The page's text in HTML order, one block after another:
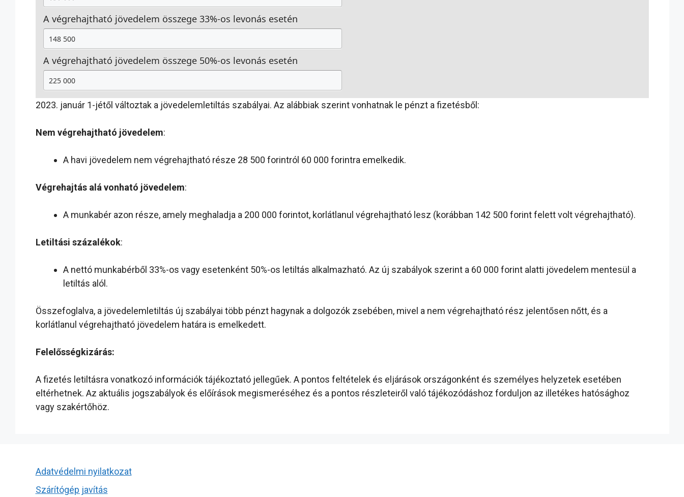
A végrehajtható jövedelem összege 33%-os levonás esetén
A végrehajtható jövedelem összege 50%-os levonás esetén
2023. január 1-jétől változtak a jövedelemletiltás szabályai. Az alábbiak szerint vonhatnak le pénzt a fizetésből:
Nem végrehajtható jövedelem:
A havi jövedelem nem végrehajtható része 28 500 forintról 60 000 forintra emelkedik.
Végrehajtás alá vonható jövedelem:
A munkabér azon része, amely meghaladja a 200 000 forintot, korlátlanul végrehajtható lesz (korábban 142 500 forint felett volt végrehajtható).
Letiltási százalékok:
A nettó munkabérből 33%-os vagy esetenként 50%-os letiltás alkalmazható. Az új szabályok szerint a 60 000 forint alatti jövedelem mentesül a
letiltás alól.
Összefoglalva, a jövedelemletiltás új szabályai több pénzt hagynak a dolgozók zsebében, mivel a nem végrehajtható rész jelentősen nőtt, és a
korlátlanul végrehajtható jövedelem határa is emelkedett.
Felelősségkizárás:
A fizetés letiltásra vonatkozó információk tájékoztató jellegűek. A pontos feltételek és eljárások országonként és személyes helyzetek esetében
eltérhetnek. Az aktuális jogszabályok és előírások megismeréséhez és a pontos részleteiről való tájékozódáshoz forduljon az illetékes hatósághoz
vagy szakértőhöz.
Adatvédelmi nyilatkozat
Szárítógép javítás